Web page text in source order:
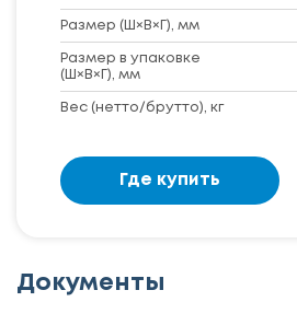
Размер (Ш×В×Г), мм
Размер в упаковке
(Ш×В×Г), мм
Вес (нетто/брутто), кг
Где купить
Документы